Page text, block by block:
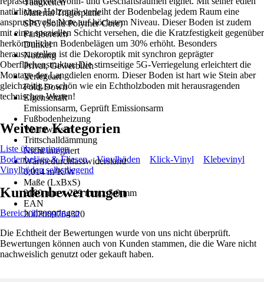
Tätigkeiten
Material Trägerplatte
SPC (Solid Polymer Core)
Farbbereich
Dunkel
Nutzung
Privat, Gewerblich
Verlegeart
Fold-Down
Eigenschaft
Emissionsarm, Geprüft Emissionsarm
Fußbodenheizung
Warmwasser
Trittschalldämmung
Nicht integriert
Wärmedurchlasswiderstand
0,014 m²K/W
Maße (LxBxS)
2180 mm x 229 mm x 5.0 mm
EAN
2007009764320
natürlichen Holzoptik verleiht der Bodenbelag jedem Raum eine
anspruchsvolle Note auf höchstem Niveau. Dieser Boden ist zudem
mit einer speziellen Schicht versehen, die die Kratzfestigkeit gegenüber
herkömmlichen Bodenbelägen um 30% erhöht. Besonders
herauszustellen ist die Dekoroptik mit synchron geprägter
Oberflächenstruktur. Die stirnseitige 5G-Verriegelung erleichtert die
Montage der Langdielen enorm. Dieser Boden ist hart wie Stein aber
gleichzeitig so schön wie ein Echtholzboden mit herausragenden
technischen Werten!
Weitere Kategorien
Liste überspringen
Bodenbeläge & Fliesen
Vinylböden Klick-Vinyl
Klebevinyl
Vinylböden selbstliegend
Kundenbewertungen
Bereich überspringen
Die Echtheit der Bewertungen wurde von uns nicht überprüft.
Bewertungen können auch von Kunden stammen, die die Ware nicht
nachweislich genutzt oder gekauft haben.